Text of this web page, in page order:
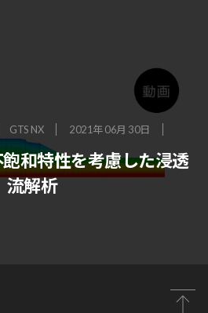
GTS NX 2021年 06月 30日
和特性を考慮した浸透
流解析